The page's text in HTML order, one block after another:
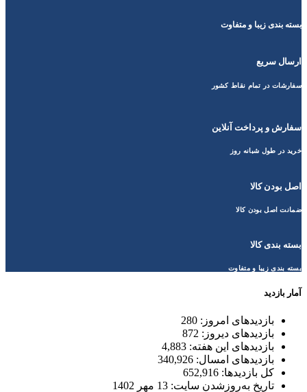
بسته بندی زیبا و متفاوت
ارسال سریع
سفارشات در تمام نقاط کشور
سفارش و پرداخت آنلاین
خرید در طول شبانه روز
اصل بودن کالا
ضمانت اصل بودن کالا
بسته بندی کالا
بسته بندی زیبا و متفاوت
آمار بازدید
بازدیدهای امروز: 280
بازدیدهای دیروز: 872
بازدیدهای این هفته: 4,883
بازدیدهای امسال: 340,926
کل بازدیدها: 652,916
تاریخ به‌روزشدن سایت: 13 مهر 1402